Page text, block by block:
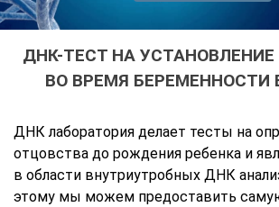
ДНК-ТЕСТ НА
ВО ВРЕМЯ БЕРЕМЕННОСТИ
ДНК лаборатория делает тесты на
отцовства до рождения ребенка и
в области внутриутробных ДНК
этому мы можем предоставить